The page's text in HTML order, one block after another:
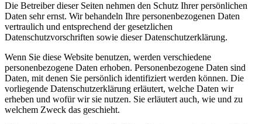
Die Betreiber dieser Seiten nehmen den Schutz Ihrer persönlichen
Daten sehr ernst. Wir behandeln Ihre personenbezogenen Daten
vertraulich und entsprechend der gesetzlichen
Datenschutzvorschriften sowie dieser Datenschutzerklärung.
Wenn Sie diese Website benutzen, werden verschiedene
personenbezogene Daten erhoben. Personenbezogene Daten sind
Daten, mit denen Sie persönlich identifiziert werden können. Die
vorliegende Datenschutzerklärung erläutert, welche Daten wir
erheben und wofür wir sie nutzen. Sie erläutert auch, wie und zu
welchem Zweck das geschieht.